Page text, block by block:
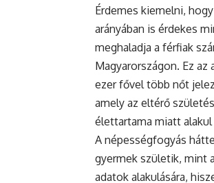
Érdemes kiemelni,
arányában is érdekes
meghaladja a férfiak
Magyarországon. Ez
ezer fővel több nőt
amely az eltérő
élettartama miatt alakul
A népességfogyás
gyermek születik, mint
adatok alakulására,